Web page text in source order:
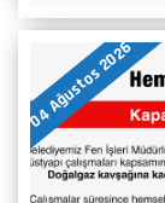
04 Ağustos 2026